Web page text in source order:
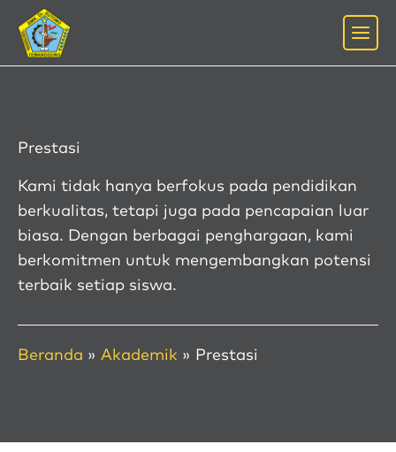
Lewati
konten
Prestasi
Kami tidak hanya berfokus pada pendidikan
berkualitas, tetapi juga pada pencapaian luar
biasa. Dengan berbagai penghargaan, kami
berkomitmen untuk mengembangkan potensi
terbaik setiap siswa.
Beranda Akademik Prestasi